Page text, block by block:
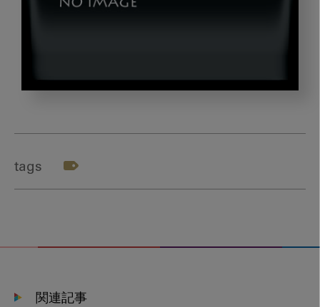
キ
ッ
チ
tags
関連記事